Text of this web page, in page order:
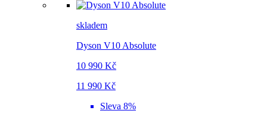
skladem
Dyson V10 Absolute
10 990 Kč
11 990 Kč
Sleva 8%